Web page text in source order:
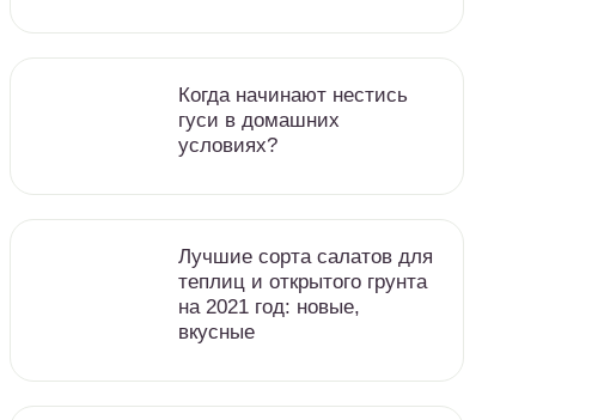
Когда начинают нестись
гуси в домашних
условиях?
Лучшие сорта салатов для
теплиц и открытого грунта
на 2021 год: новые,
вкусные